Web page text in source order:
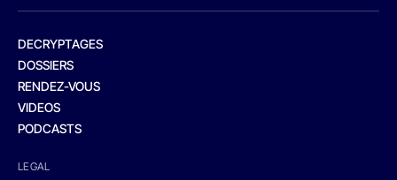
DECRYPTAGES
DOSSIERS
RENDEZ-VOUS
VIDEOS
PODCASTS
LEGAL